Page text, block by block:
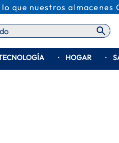
lo que nuestros
HOGAR